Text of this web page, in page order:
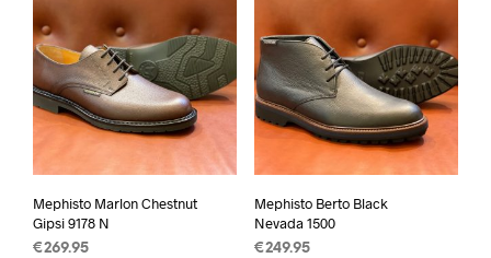
Mephisto Marlon Chestnut
Gipsi 9178 N
€269.95
Mephisto Berto Black
Nevada 1500
€249.95